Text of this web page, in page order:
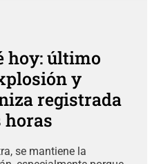
hoy: último
y
registrada
horas
se mantiene la